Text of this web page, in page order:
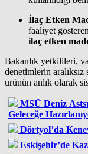
İlaç Etken
faaliyet
ilaç etken
Bakanlık yetkilileri,
denetimlerin
ürünün anlık olarak
MSÜ Deniz
Geleceğe
Dörtyol’da
Eskişehir’de